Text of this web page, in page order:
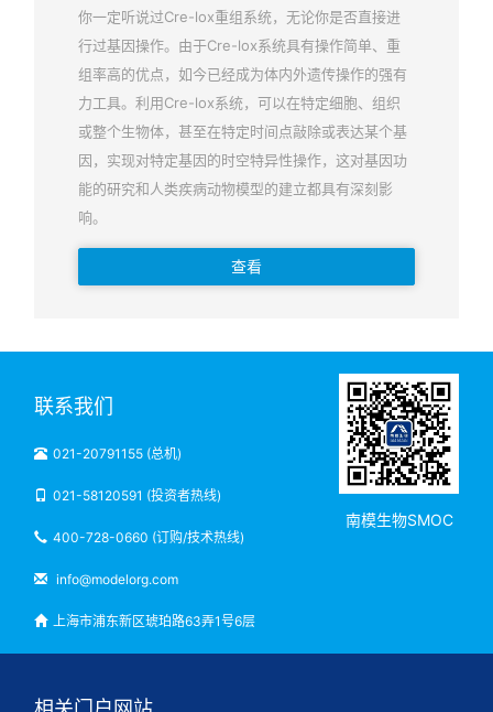
你一定听说过Cre-lox重组系统，无论你是否直接进
行过基因操作。由于Cre-lox系统具有操作简单、重
组率高的优点，如今已经成为体内外遗传操作的强有
力工具。利用Cre-lox系统，可以在特定细胞、组织
或整个生物体，甚至在特定时间点敲除或表达某个基
因，实现对特定基因的时空特异性操作，这对基因功
能的研究和人类疾病动物模型的建立都具有深刻影
响。
查看
联系我们
021-20791155 (总机)
021-58120591 (投资者热线)
400-728-0660 (订购/技术热线)
info@modelorg.com
上海市浦东新区琥珀路63弄1号6层
南模生物SMOC